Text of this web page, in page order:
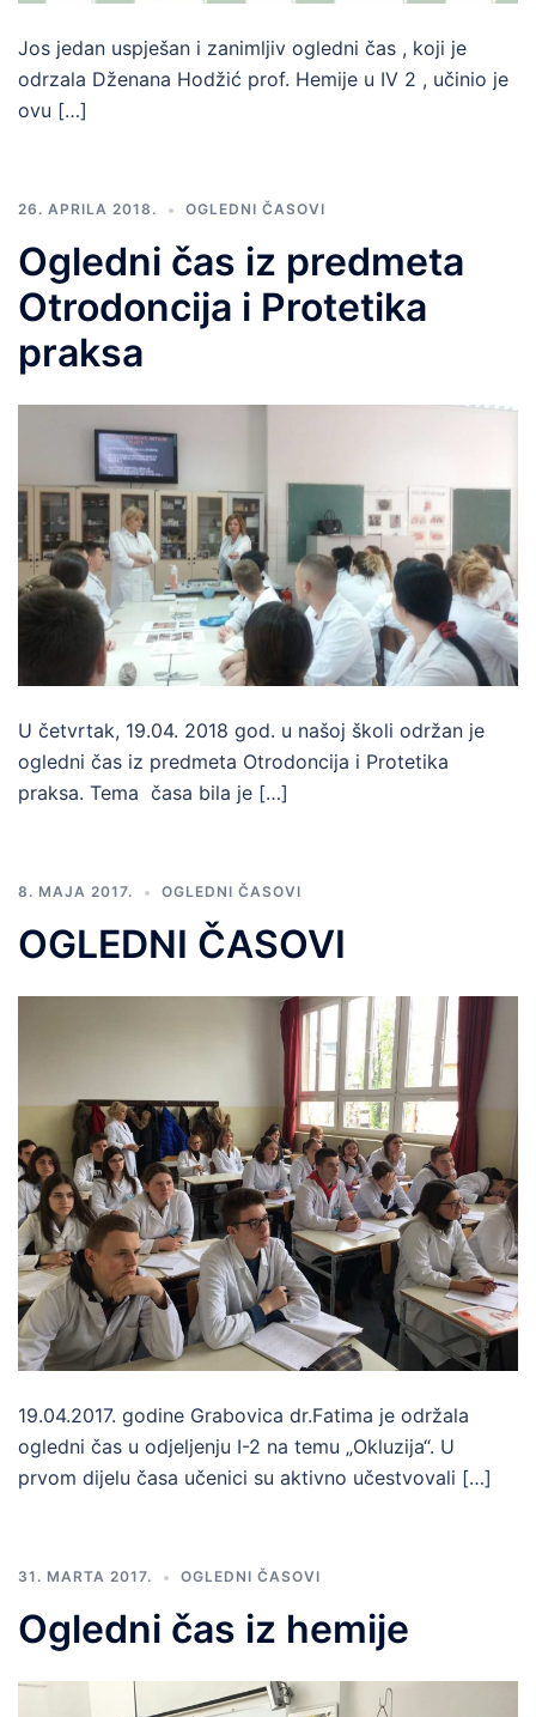
Jos jedan uspješan i zanimljiv ogledni čas , koji je
odrzala Dženana Hodžić prof. Hemije u IV 2 , učinio je
ovu […]
26. APRILA 2018. OGLEDNI ČASOVI
Ogledni čas iz predmeta
Otrodoncija i Protetika
praksa
U četvrtak, 19.04. 2018 god. u našoj školi održan je
ogledni čas iz predmeta Otrodoncija i Protetika
praksa. Tema časa bila je […]
8. MAJA 2017. OGLEDNI ČASOVI
OGLEDNI ČASOVI
19.04.2017. godine Grabovica dr.Fatima je održala
ogledni čas u odjeljenju I-2 na temu „Okluzija“. U
prvom dijelu časa učenici su aktivno učestvovali […]
31. MARTA 2017. OGLEDNI ČASOVI
Ogledni čas iz hemije